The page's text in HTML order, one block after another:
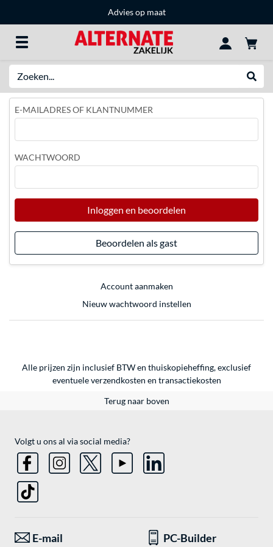
Advies op maat
E-MAILADRES OF KLANTNUMMER
WACHTWOORD
Inloggen en beoordelen
Beoordelen als gast
Account aanmaken
Nieuw wachtwoord instellen
Alle prijzen zijn inclusief BTW en thuiskopieheffing, exclusief
eventueleverzendkosten en transactiekosten
Terug naar boven
Volgt u ons al via social media?
E-mail PC-Builder